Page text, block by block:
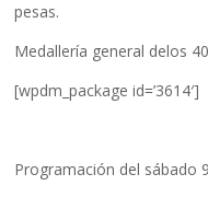
pesas.
Medallería general delos
[wpdm_package id=’3614′]
Programación del sábado